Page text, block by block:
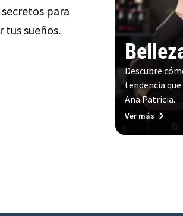
para
tus sueños.
Descubre
tendencia
Ana Patricia.
Ver más